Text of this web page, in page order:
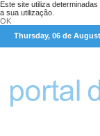
Este site utiliza
a sua utilização.
OK
Thursday, 06 de